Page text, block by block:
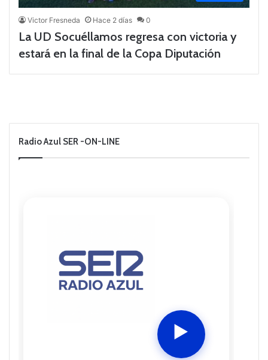
Victor Fresneda Hace 2 días 0
La UD Socuéllamos regresa con victoria y
estará en la final de la Copa Diputación
Radio Azul SER -ON-LINE